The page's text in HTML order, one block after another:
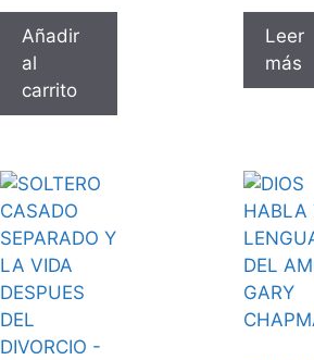
Añadir
al
carrito
Leer
más